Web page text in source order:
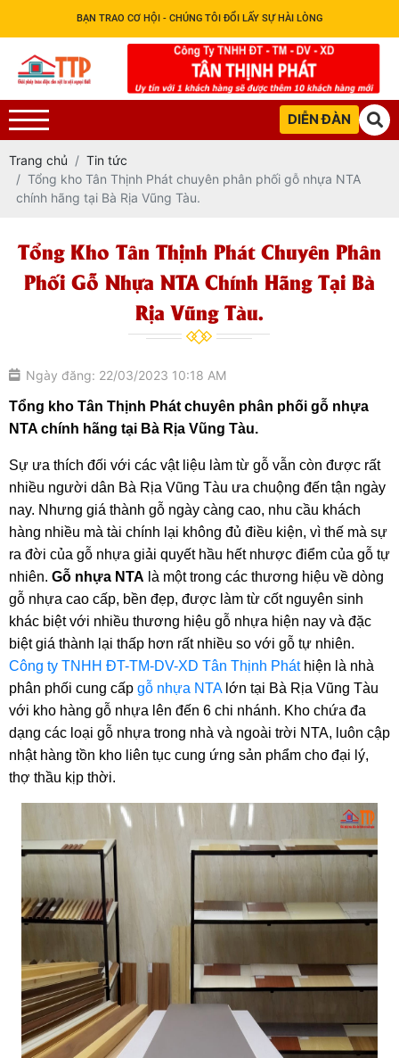
BẠN TRAO CƠ HỘI - CHÚNG TÔI ĐỔI LẤY SỰ HÀI LÒNG
DIỄN ĐÀN
Trang chủ
Tin tức
Tổng kho Tân Thịnh Phát chuyên phân phối gỗ nhựa NTA
chính hãng tại Bà Rịa Vũng Tàu.
Tổng Kho Tân Thịnh Phát Chuyên Phân
Phối Gỗ Nhựa NTA Chính Hãng Tại Bà
Rịa Vũng Tàu.
Ngày đăng: 22/03/2023 10:18 AM
Tổng kho Tân Thịnh Phát chuyên phân phối gỗ nhựa
NTA chính hãng tại Bà Rịa Vũng Tàu.
Sự ưa thích đối với các vật liệu làm từ gỗ vẫn còn được rất
nhiều người dân Bà Rịa Vũng Tàu ưa chuộng đến tận ngày
nay. Nhưng giá thành gỗ ngày càng cao, nhu cầu khách
hàng nhiều mà tài chính lại không đủ điều kiện, vì thế mà sự
ra đời của gỗ nhựa giải quyết hầu hết nhược điểm của gỗ tự
nhiên. Gỗ nhựa NTA là một trong các thương hiệu về dòng
gỗ nhựa cao cấp, bền đẹp, được làm từ cốt nguyên sinh
khác biệt với nhiều thương hiệu gỗ nhựa hiện nay và đặc
Công ty TNHH ĐT-TM-DV-XD Tân Thịnh Phát hiện là nhà
phân phối cung cấp gỗ nhựa NTA lớn tại Bà Rịa Vũng Tàu
với kho hàng gỗ nhựa lên đến 6 chi nhánh. Kho chứa đa
dạng các loại gỗ nhựa trong nhà và ngoài trời NTA, luôn cập
nhật hàng tồn kho liên tục cung ứng sản phẩm cho đại lý,
thợ thầu kịp thời.